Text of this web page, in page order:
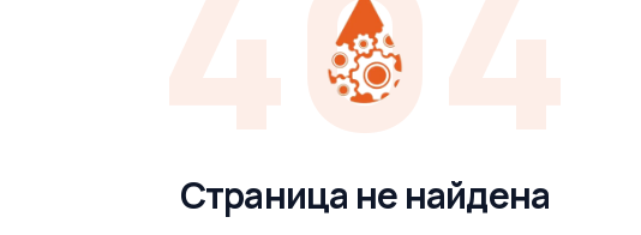
Страница не найдена